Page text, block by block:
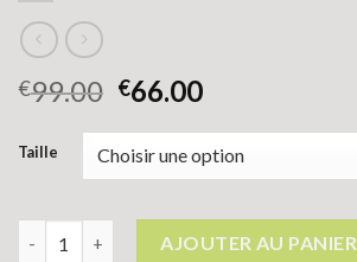
€99.00 €66.00
Taille
quantité de doudoune brillante
AJOUTER AU PANIER